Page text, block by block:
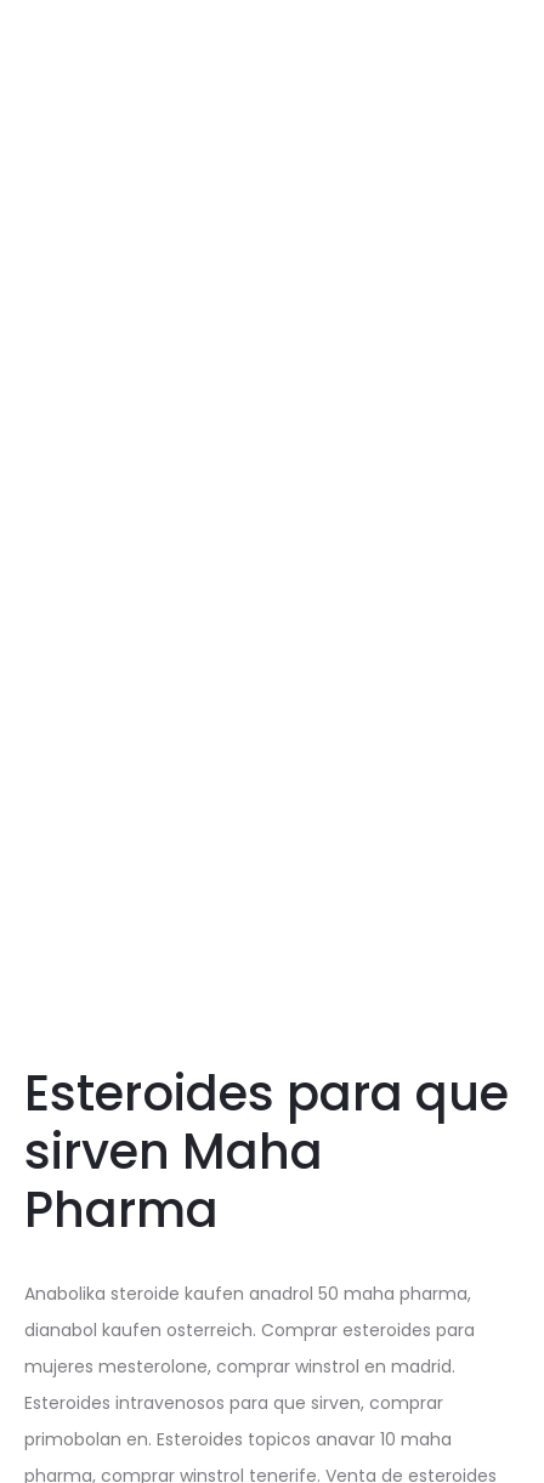
Esteroides para que
sirven Maha
Pharma
Anabolika steroide kaufen anadrol 50 maha pharma,
dianabol kaufen osterreich. Comprar esteroides para
mujeres mesterolone, comprar winstrol en madrid.
Esteroides intravenosos para que sirven, comprar
primobolan en. Esteroides topicos anavar 10 maha
pharma, comprar winstrol tenerife. Venta de esteroides